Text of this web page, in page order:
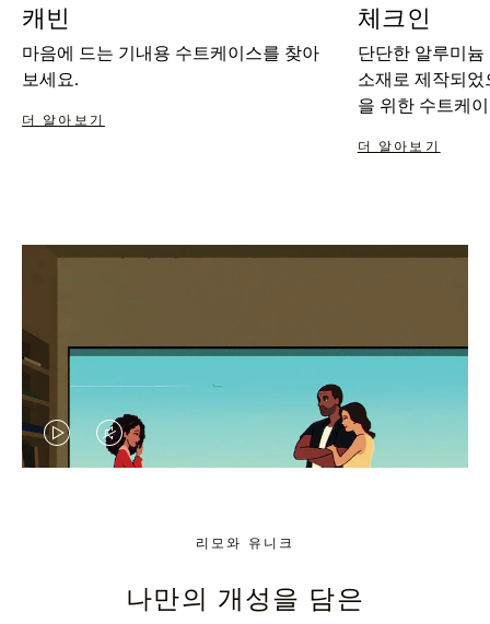
캐빈
마음에 드는 기내용 수트케이스를 찾아
보세요.
더 알아보기
체크인
단단한 알루미
소재로 제작되
을 위한 수트케
더 알아보기
VIDEO
PRESS
VIDEO
MUTED,
PRESS
리모와 유니크
나만의 개성을 담은